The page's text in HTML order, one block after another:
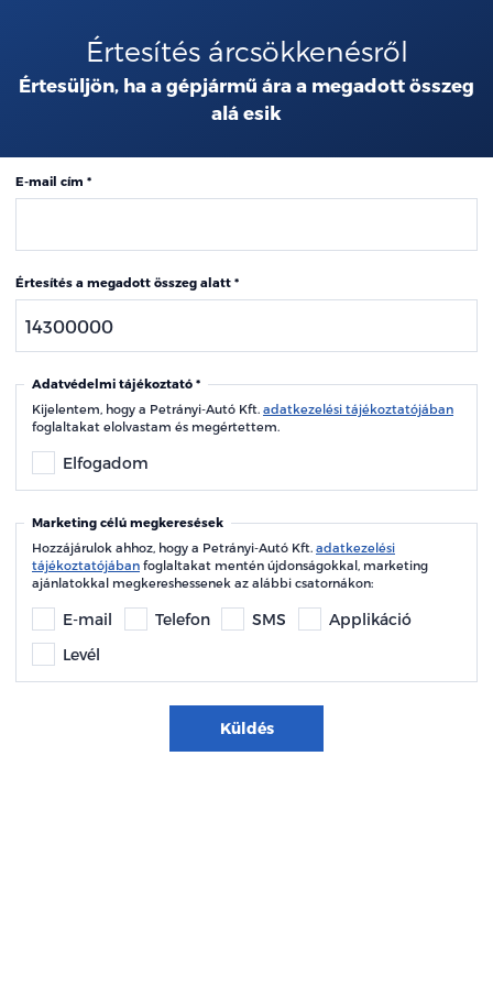
Értesítés árcsökkenésről
Értesüljön, ha a gépjármű ára a megadott összeg
alá esik
E-mail cím
Értesítés a megadott összeg alatt
Adatvédelmi tájékoztató
Kijelentem, hogy a Petrányi-Autó Kft. adatkezelési tájékoztatójában
foglaltakat elolvastam és megértettem.
Elfogadom
Marketing célú megkeresések
Hozzájárulok ahhoz, hogy a Petrányi-Autó Kft. adatkezelési
tájékoztatójában foglaltakat mentén újdonságokkal, marketing
ajánlatokkal megkereshessenek az alábbi csatornákon:
E-mail Telefon SMS
Applikáció
Levél
Küldés